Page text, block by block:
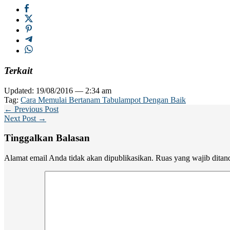
Terkait
Updated: 19/08/2016 — 2:34 am
Tag: Cara Memulai Bertanam Tabulampot Dengan Baik
← Previous Post
Next Post →
Tinggalkan Balasan
Alamat email Anda tidak akan dipublikasikan. Ruas yang wajib